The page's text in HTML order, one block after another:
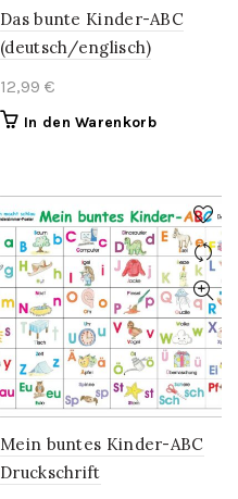
Das bunte Kinder-ABC
(deutsch/englisch)
12,99 €
In den Warenkorb
Mein buntes Kinder-ABC
Druckschrift